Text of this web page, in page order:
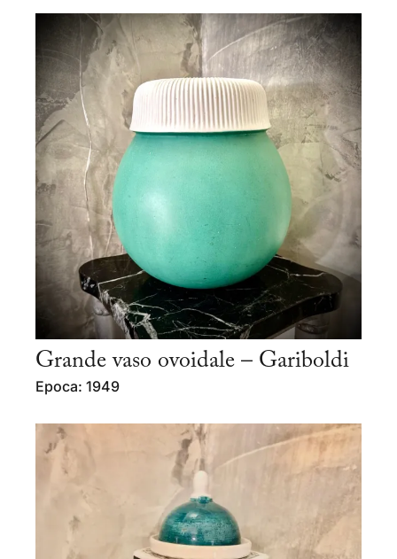
Grande vaso ovoidale – Gariboldi
Epoca: 1949